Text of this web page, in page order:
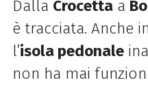
Dalla Crocettaa
è tracciata. Anche in
l’isola pedonale
non ha mai